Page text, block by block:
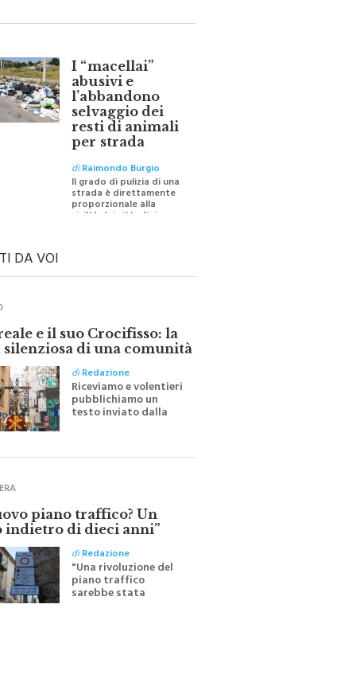
per ricostruire certezze
I “macellai”
abusivi e
l’abbandono
selvaggio dei
resti di animali
per strada
diRaimondo Burgio
Il grado di pulizia di una
strada è direttamente
proporzionale alla
DA VOI
e il suo Crocifisso: la
silenziosa di una comunità
diRedazione
Riceviamo e volentieri
pubblichiamo un
testo inviato dalla
all'indomani della
piano traffico? Un
indietro di dieci anni”
diRedazione
"Una rivoluzione del
piano traffico
sarebbe stata